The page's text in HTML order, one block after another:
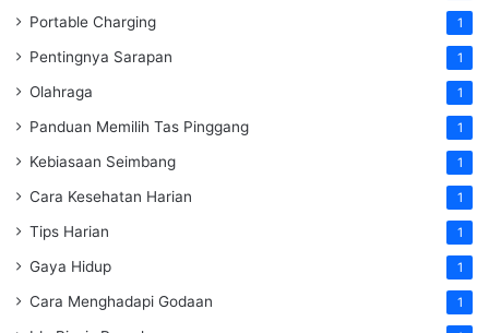
Portable Charging 1
Pentingnya Sarapan 1
Olahraga 1
Panduan Memilih Tas Pinggang 1
Kebiasaan Seimbang 1
Cara Kesehatan Harian 1
Tips Harian 1
Gaya Hidup 1
Cara Menghadapi Godaan 1